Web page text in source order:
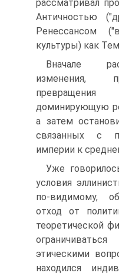
рассматривал
Античностью
Ренессансом
культуры) как
Вначале
изменения,
доминирующую
а затем
связанных с
империи к
Уже
условия
по-видимому,
отход от
теоретической
этическими
находился